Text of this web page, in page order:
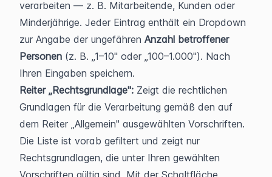
verarbeiten — z. B. Mitarbeitende, Kunden oder
Minderjährige. Jeder Eintrag enthält ein Dropdown
zur Angabe der ungefähren Anzahl betroffener
Personen (z. B. „1–10" oder „100–1.000"). Nach
Ihren Eingaben speichern.
Reiter „Rechtsgrundlage": Zeigt die rechtlichen
Grundlagen für die Verarbeitung gemäß den auf
dem Reiter „Allgemein" ausgewählten Vorschriften.
Die Liste ist vorab gefiltert und zeigt nur
Rechtsgrundlagen, die unter Ihren gewählten